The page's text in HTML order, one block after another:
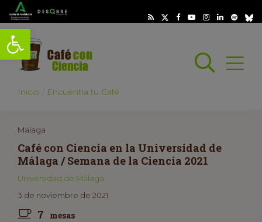
Abrir barra de herramientas
Abrir
Inicio Encuentra tu Café
Málaga
Café con Ciencia en la Universidad de
Málaga / Semana de la Ciencia 2021
Universidad de Málaga
3 de noviembre de 2021
7 mesas